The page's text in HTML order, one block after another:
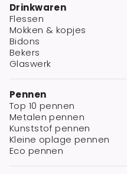
Drinkwaren
Flessen
Mokken & kopjes
Bidons
Bekers
Glaswerk
Pennen
Top 10 pennen
Metalen pennen
Kunststof pennen
Kleine oplage pennen
Eco pennen